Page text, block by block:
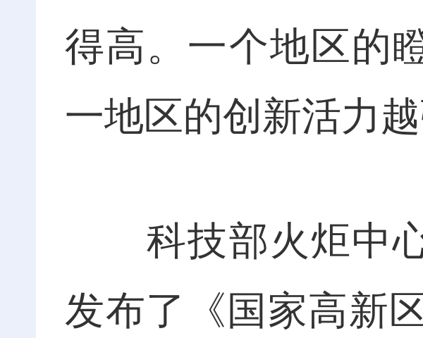
得高。一个地区的
一地区的创新活力
科技部火炬中心
发布了《国家高新